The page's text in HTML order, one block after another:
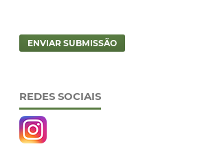
ENVIAR SUBMISSÃO
REDES SOCIAIS